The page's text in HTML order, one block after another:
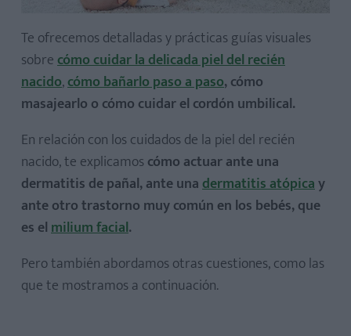
Te ofrecemos detalladas y prácticas guías visuales
sobrecómo cuidar la delicada piel del recién
nacido,cómo bañarlo paso a paso, cómo
masajearlo o cómo cuidar el cordón umbilical.
En relación con los cuidados de la piel del recién
nacido, te explicamos cómo actuar ante una
dermatitis de pañal, ante unadermatitis atópicay
ante otro trastorno muy común en los bebés, que
es elmilium facial.
Pero también abordamos otras cuestiones, como las
que te mostramos a continuación.